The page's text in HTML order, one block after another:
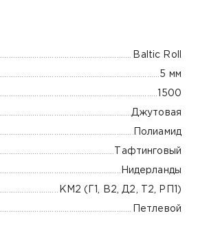
Baltic Roll
5 мм
1500
Джутовая
Полиамид
Тафтинговый
Нидерланды
КМ2 (Г1, В2, Д2, Т2, РП1)
Петлевой